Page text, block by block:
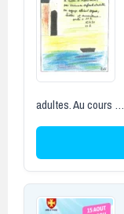
adultes. Au cours …